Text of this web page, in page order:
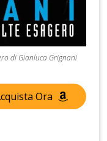
di Gianluca Grignani
Ora